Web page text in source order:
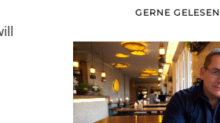
GERNE GELESEN